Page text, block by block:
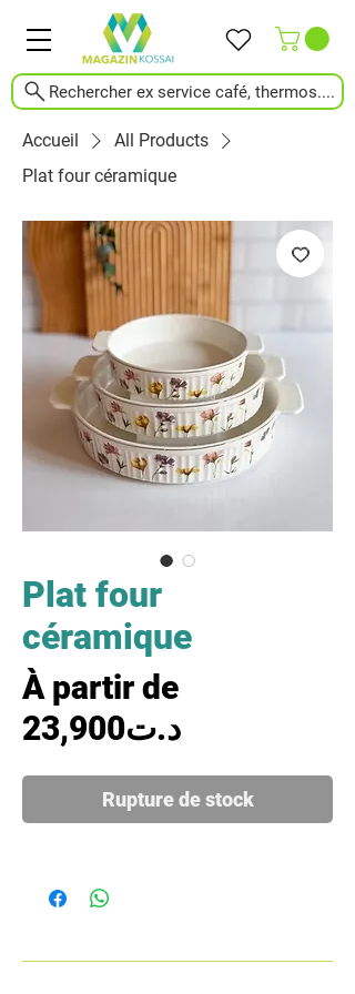
Rechercher ex service café, thermos....
Accueil
All Products
Plat four céramique
Plat four
céramique
À partir de
23,900د.تPrix
Rupture de stock